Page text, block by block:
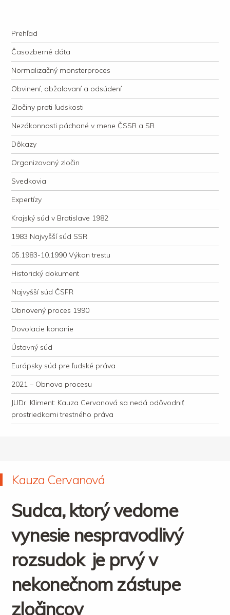
justície
Navigation
Skip to content
Prehľad
Časozberné dáta
Normalizačný monsterproces
Obvinení, obžalovaní a odsúdení
Zločiny proti ľudskosti
Nezákonnosti páchané v mene ČSSR a SR
Dôkazy
Organizovaný zločin
Svedkovia
Expertízy
Krajský súd v Bratislave 1982
1983 Najvyšší súd SSR
05.1983-10.1990 Výkon trestu
Historický dokument
Najvyšší súd ČSFR
Obnovený proces 1990
Dovolacie konanie
Ústavný súd
Európsky súd pre ľudské práva
2021 – Obnova procesu
JUDr. Kliment: Kauza Cervanová sa nedá odôvodniť
prostriedkami trestného práva
Kauza Cervanová
Sudca, ktorý vedome
vynesie nespravodlivý
rozsudok je prvý v
nekonečnom zástupe
zločincov